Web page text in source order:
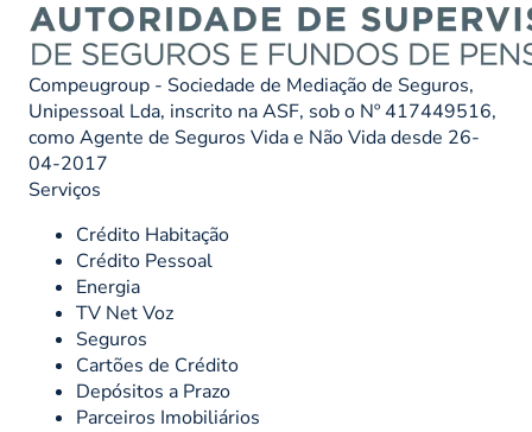
Compeugroup - Sociedade de Mediação de Seguros,
Unipessoal Lda, inscrito na ASF, sob o Nº 417449516,
como Agente de Seguros Vida e Não Vida desde 26-
04-2017
Serviços
Crédito Habitação
Crédito Pessoal
Energia
TV Net Voz
Seguros
Cartões de Crédito
Depósitos a Prazo
Parceiros Imobiliários